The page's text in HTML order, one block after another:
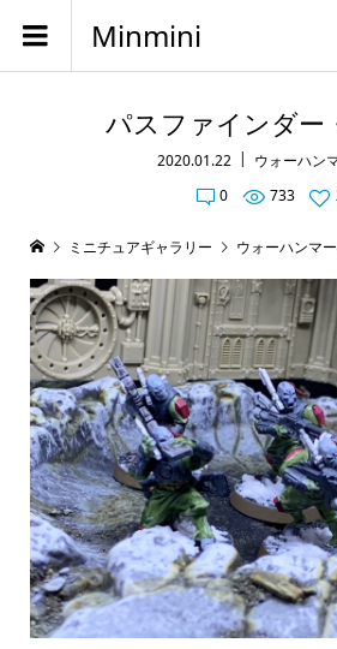
Minmini
パスファインダー
2020.01.22
ウォーハン
0
733
ミニチュアギャラリー ウォーハンマ